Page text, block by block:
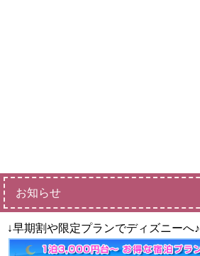
お知らせ
↓早期割や限定プランでディズニーへ♪